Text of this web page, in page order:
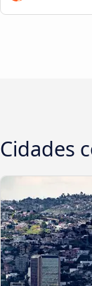
Cidades